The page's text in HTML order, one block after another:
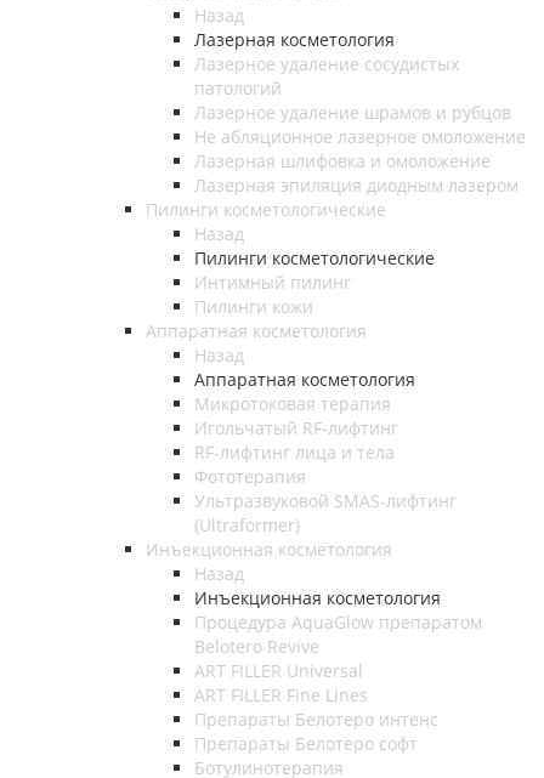
Назад
Лазерная косметология
Лазерное удаление сосудистых
патологий
Лазерное удаление шрамов и рубцов
Не абляционное лазерное омоложение
Лазерная шлифовка и омоложение
Лазерная эпиляция диодным лазером
Пилинги косметологические
Назад
Пилинги косметологические
Интимный пилинг
Пилинги кожи
Аппаратная косметология
Назад
Аппаратная косметология
Микротоковая терапия
Игольчатый RF-лифтинг
RF-лифтинг лица и тела
Фототерапия
Ультразвуковой SMAS-лифтинг
(Ultraformer)
Инъекционная косметология
Назад
Инъекционная косметология
Процедура AquaGlow препаратом
Belotero Revive
ART FILLER Universal
ART FILLER Fine Lines
Препараты Белотеро интенс
Препараты Белотеро софт
Ботулинотерапия